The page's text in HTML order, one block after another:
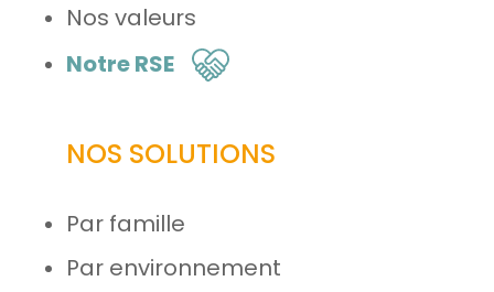
Nos valeurs
Notre RSE
NOS SOLUTIONS
Par famille
Par environnement